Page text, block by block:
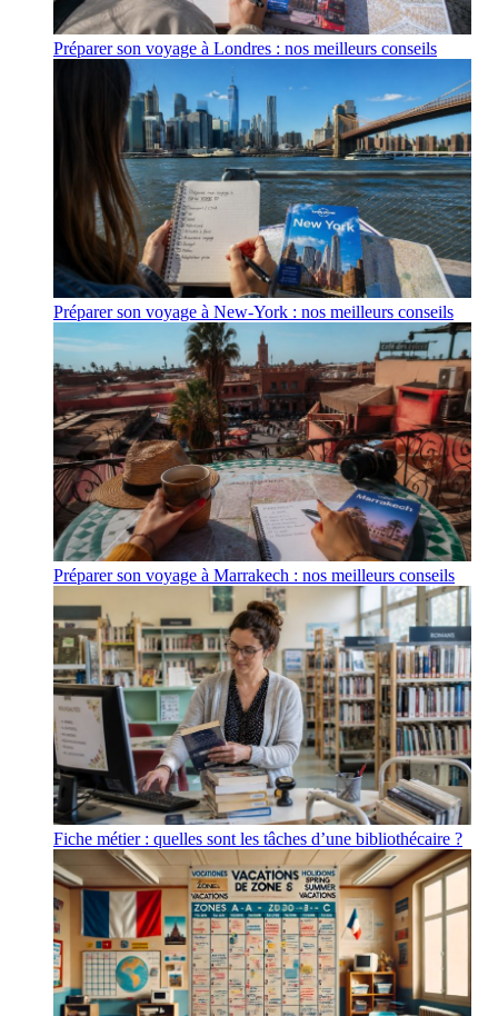
Préparer son voyage à Londres : nos meilleurs conseils
Préparer son voyage à New-York : nos meilleurs conseils
Préparer son voyage à Marrakech : nos meilleurs conseils
Fiche métier : quelles sont les tâches d’une bibliothécaire ?